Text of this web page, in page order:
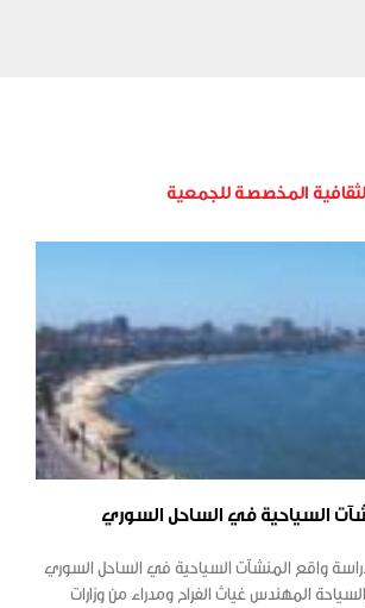
المخصصة للجمعية
السياحية في الساحل السوري
دراسة واقع المنشآت السياحية في الساحل السوري
المهندس غياث الفراح ومدراء من وزارات